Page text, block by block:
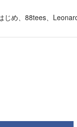
め、88tees、